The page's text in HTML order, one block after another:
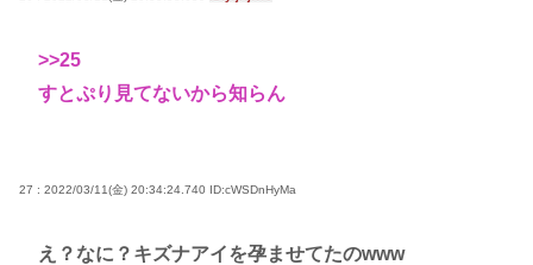
>>25
すとぷり見てないから知らん
27 : 2022/03/11(金) 20:34:24.740 ID:cWSDnHyMa
え？なに？キズナアイを孕ませてたのwww